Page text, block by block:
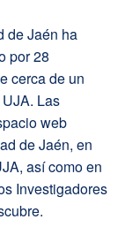
de Jaén ha
por 28
cerca de un
Las
web
de Jaén, en
así como en
Investigadores